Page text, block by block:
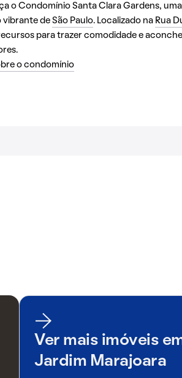
o Condomínio Santa Clara Gardens,
vibrante de São Paulo. Localizado na Rua
para trazer comodidade e
o condomínio
Ver mais imóveis
Jardim Marajoara